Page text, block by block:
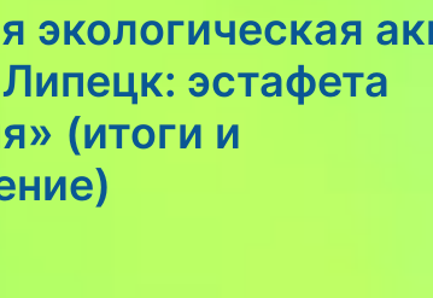
экологическая
эстафета
(итоги и